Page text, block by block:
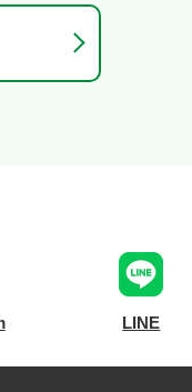
LINE